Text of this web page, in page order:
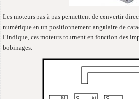
Les moteurs pas à pas permettent de convertir
numérique en un positionnement angulaire de
l’indique, ces moteurs tournent en fonction des
bobinages.